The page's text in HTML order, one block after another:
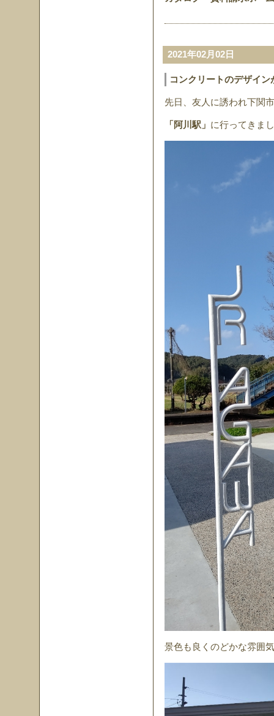
2021年02月02日
コンクリートのデザイン
先日、友人に誘われ下関
「阿川駅」 に行ってきま
景色も良くのどかな雰囲気